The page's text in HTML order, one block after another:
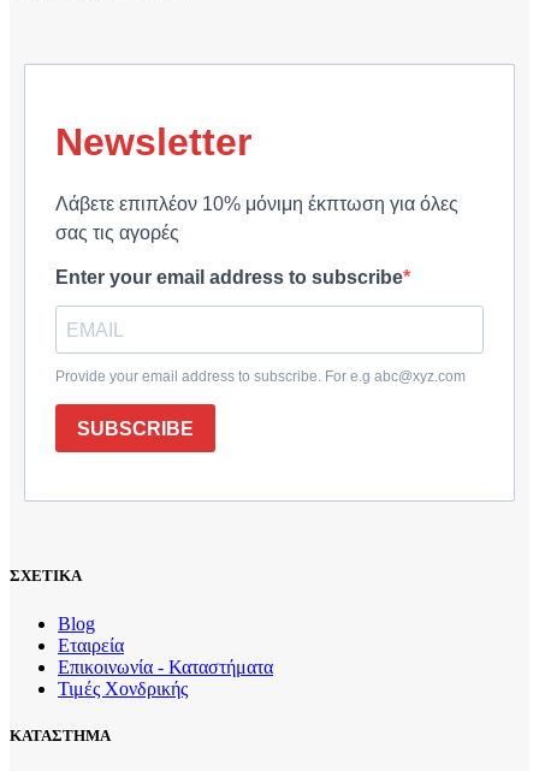
Newsletter
Λάβετε επιπλέον 10% μόνιμη έκπτωση για όλες
σας τις αγορές
Enter your email address to subscribe
Provide your email address to subscribe. For e.g abc@xyz.com
SUBSCRIBE
ΣΧΕΤΙΚΑ
Blog
Εταιρεία
Επικοινωνία - Καταστήματα
Τιμές Χονδρικής
ΚΑΤΑΣΤΗΜΑ